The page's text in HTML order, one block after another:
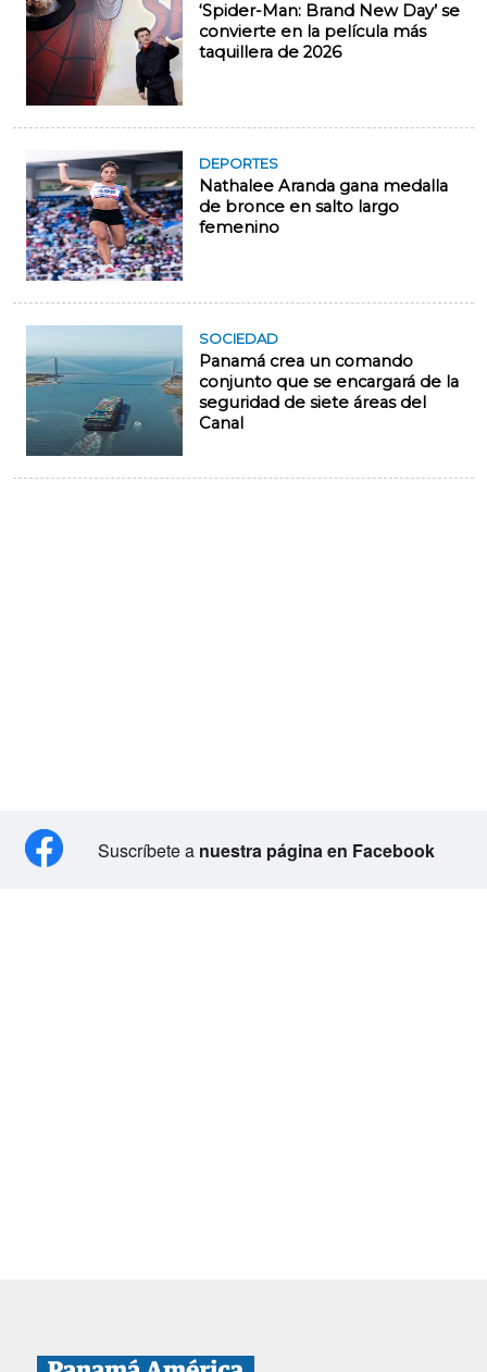
‘Spider-Man: Brand New Day’ se
convierte en la película más
taquillera de 2026
DEPORTES
Nathalee Aranda gana medalla
de bronce en salto largo
femenino
SOCIEDAD
Panamá crea un comando
conjunto que se encargará de la
seguridad de siete áreas del
Canal
Suscríbete a nuestra página en Facebook